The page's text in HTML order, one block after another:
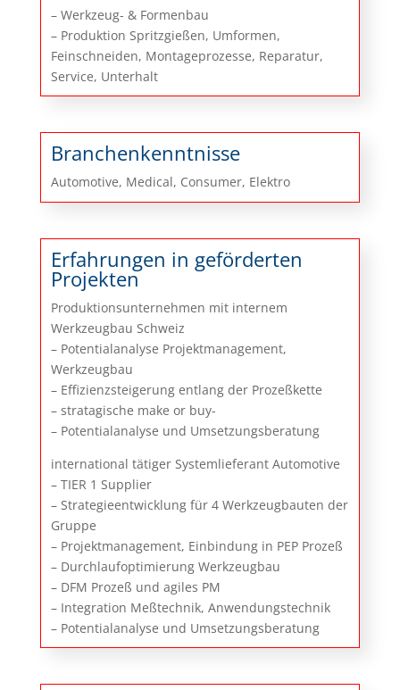
– Werkzeug- & Formenbau
– Produktion Spritzgießen, Umformen,
Feinschneiden, Montageprozesse, Reparatur,
Service, Unterhalt
Branchenkenntnisse
Automotive, Medical, Consumer, Elektro
Erfahrungen in geförderten
Projekten
Produktionsunternehmen mit internem
Werkzeugbau Schweiz
– Potentialanalyse Projektmanagement,
Werkzeugbau
– Effizienzsteigerung entlang der Prozeßkette
– stratagische make or buy-
– Potentialanalyse und Umsetzungsberatung
international tätiger Systemlieferant Automotive
– TIER 1 Supplier
– Strategieentwicklung für 4 Werkzeugbauten der
Gruppe
– Projektmanagement, Einbindung in PEP Prozeß
– Durchlaufoptimierung Werkzeugbau
– DFM Prozeß und agiles PM
– Integration Meßtechnik, Anwendungstechnik
– Potentialanalyse und Umsetzungsberatung